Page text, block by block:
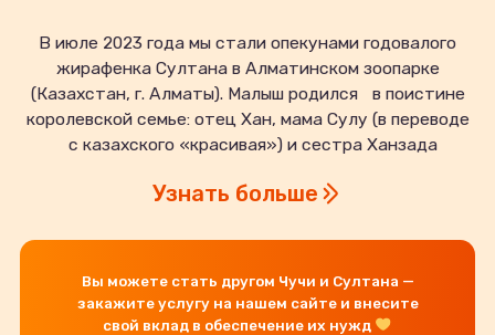
В июле 2023 года мы стали опекунами годовалого
жирафенка Султана в Алматинском зоопарке
(Казахстан, г. Алматы). Малыш родился в поистине
королевской семье: отец Хан, мама Сулу (в переводе
с казахского «красивая») и сестра Ханзада
Узнать больше
Вы можете стать другом Чучи и Султана —
закажите услугу на нашем сайте и внесите
свой вклад в обеспечение их нужд